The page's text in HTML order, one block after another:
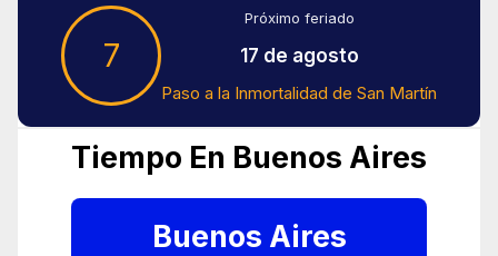
7
Próximo feriado
17 de agosto
Paso a la Inmortalidad de San Martín
Tiempo En Buenos Aires
Buenos Aires